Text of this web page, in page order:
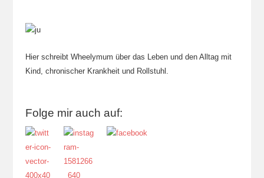
Hier schreibt Wheelymum über das Leben und den Alltag mit
Kind, chronischer Krankheit und Rollstuhl.
Folge mir auch auf: